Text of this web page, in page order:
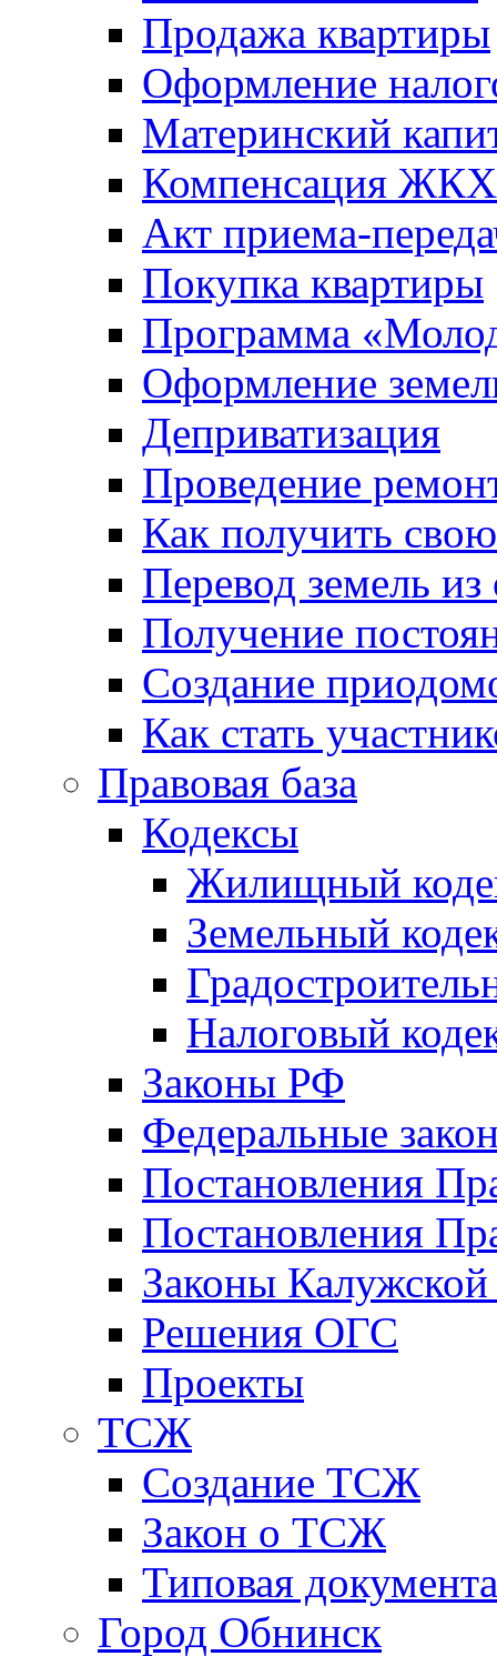
Продажа квартиры
Оформление
Материнский
Компенсация ЖКХ
Акт приема-
Покупка квартиры
Программа
Оформление
Деприватизация
Проведение
Как получить
Перевод земель
Получение
Создание
Как стать
Правовая база
Кодексы
Жилищный
Земельный
Налоговый
Законы РФ
Федеральные
Постановления
Постановления
Законы Калужской
Решения ОГС
Проекты
ТСЖ
Создание ТСЖ
Закон о ТСЖ
Типовая
Город Обнинск